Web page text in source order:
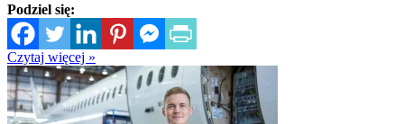
Podziel się:
Czytaj więcej »